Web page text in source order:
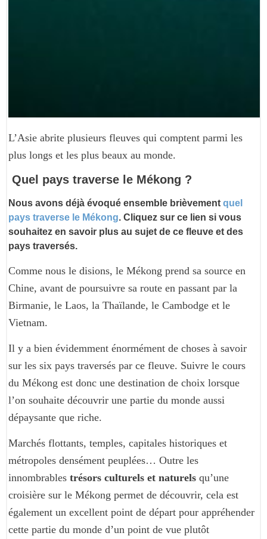
L’Asie abrite plusieurs fleuves qui comptent parmi les
plus longs et les plus beaux au monde.
Quel pays traverse le Mékong ?
Nous avons déjà évoqué ensemble brièvement quel
pays traverse le Mékong. Cliquez sur ce lien si vous
souhaitez en savoir plus au sujet de ce fleuve et des
pays traversés.
Comme nous le disions, le Mékong prend sa source en
Chine, avant de poursuivre sa route en passant par la
Birmanie, le Laos, la Thaïlande, le Cambodge et le
Vietnam.
Il y a bien évidemment énormément de choses à savoir
sur les six pays traversés par ce fleuve. Suivre le cours
du Mékong est donc une destination de choix lorsque
l’on souhaite découvrir une partie du monde aussi
dépaysante que riche.
Marchés flottants, temples, capitales historiques et
métropoles densément peuplées… Outre les
innombrables trésors culturels et naturels qu’une
croisière sur le Mékong permet de découvrir, cela est
également un excellent point de départ pour appréhender
cette partie du monde d’un point de vue plutôt